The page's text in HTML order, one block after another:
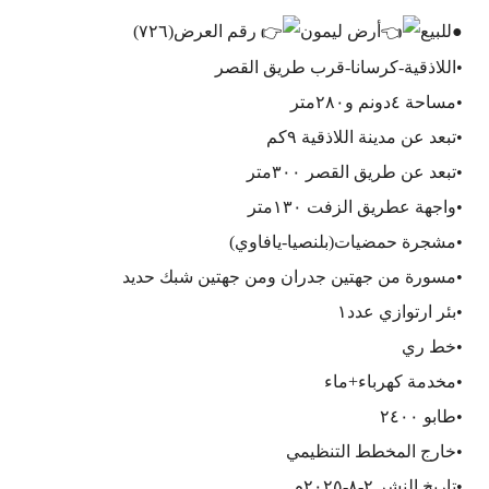
●للبيع أرض ليمون
رقم العرض(٧٢٦)
•اللاذقية-كرسانا-قرب طريق القصر
•مساحة ٤دونم و٢٨٠متر
•تبعد عن مدينة اللاذقية ٩كم
•تبعد عن طريق القصر ٣٠٠متر
•واجهة عطريق الزفت ١٣٠متر
•مشجرة حمضيات(بلنصيا-يافاوي)
•مسورة من جهتين جدران ومن جهتين شبك حديد
•بئر ارتوازي عدد١
•خط ري
•مخدمة كهرباء+ماء
•طابو ٢٤٠٠
•خارج المخطط التنظيمي